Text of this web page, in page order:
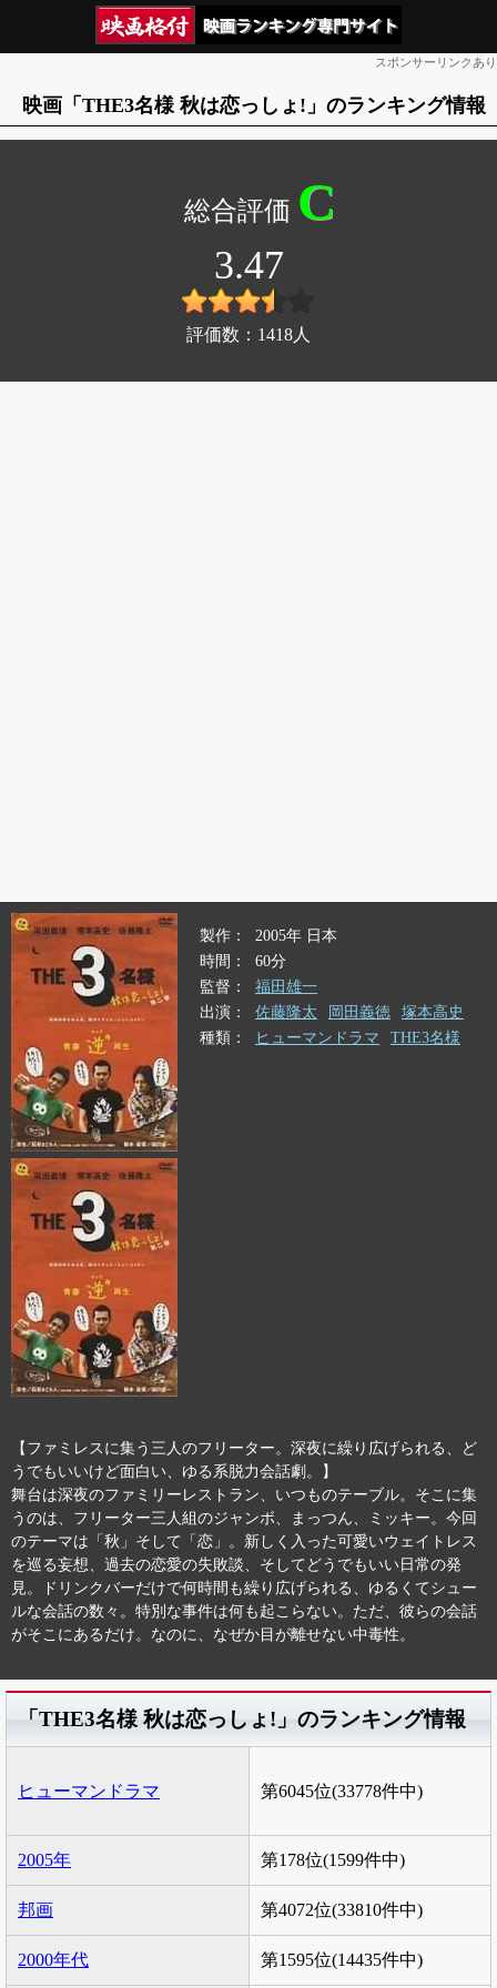
スポンサーリンクあり
映画「THE3名様 秋は恋っしょ!」のランキング情報
C
3.47
評価数： 1418 人
製作
2005年 日本
時間
60分
監督
福田雄一
出演
佐藤隆太 岡田義徳
塚本高史
種類
ヒューマンドラマ THE3名様
【ファミレスに集う三人のフリーター。深夜に繰り広げられる、ど
うでもいいけど面白い、ゆる系脱力会話劇。】
舞台は深夜のファミリーレストラン、いつものテーブル。そこに集
うのは、フリーター三人組のジャンボ、まっつん、ミッキー。今回
のテーマは「秋」そして「恋」。新しく入った可愛いウェイトレス
を巡る妄想、過去の恋愛の失敗談、そしてどうでもいい日常の発
見。ドリンクバーだけで何時間も繰り広げられる、ゆるくてシュー
ルな会話の数々。特別な事件は何も起こらない。ただ、彼らの会話
がそこにあるだけ。なのに、なぜか目が離せない中毒性。
「THE3名様 秋は恋っしょ!」のランキング情報
ヒューマンドラマ 第6045位(33778件中)
2005年 第178位(1599件中)
邦画 第4072位(33810件中)
2000年代 第1595位(14435件中)